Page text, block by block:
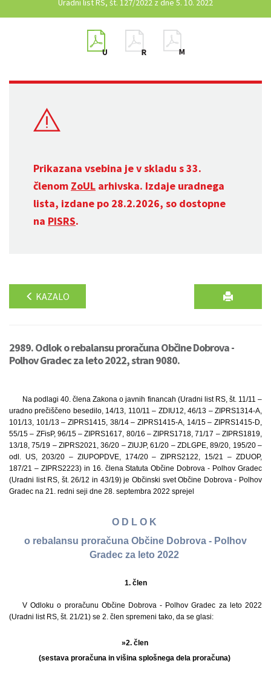
Uradni list RS, št. 127/2022 z dne 5. 10. 2022
Prikazana vsebina je v skladu s 33.
členom ZoUL arhivska. Izdaje uradnega
lista, izdane po 28.2.2026, so dostopne
na PISRS.
KAZALO
2989. Odlok o rebalansu proračuna Občine Dobrova -
Polhov Gradec za leto 2022, stran 9080.
Na podlagi 40. člena Zakona o javnih financah (Uradni list RS, št. 11/11 –
uradno prečiščeno besedilo, 14/13, 110/11 – ZDIU12, 46/13 – ZIPRS1314-A,
101/13, 101/13 – ZIPRS1415, 38/14 – ZIPRS1415-A, 14/15 – ZIPRS1415-D,
55/15 – ZFisP, 96/15 – ZIPRS1617, 80/16 – ZIPRS1718, 71/17 – ZIPRS1819,
13/18, 75/19 – ZIPRS2021, 36/20 – ZIUJP, 61/20 – ZDLGPE, 89/20, 195/20 –
odl. US, 203/20 – ZIUPOPDVE, 174/20 – ZIPRS2122, 15/21 – ZDUOP,
187/21 – ZIPRS2223) in 16. člena Statuta Občine Dobrova - Polhov Gradec
(Uradni list RS, št. 26/12 in 43/19) je Občinski svet Občine Dobrova - Polhov
Gradec na 21. redni seji dne 28. septembra 2022 sprejel
O D L O K
o rebalansu proračuna Občine Dobrova - Polhov
Gradec za leto 2022
1. člen
V Odloku o proračunu Občine Dobrova - Polhov Gradec za leto 2022
(Uradni list RS, št. 21/21) se 2. člen spremeni tako, da se glasi:
»2. člen
(sestava proračuna in višina splošnega dela proračuna)